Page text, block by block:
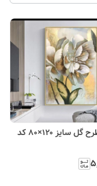
تابلو بوم طرح گل سایز ۱۲۰×۸۰ کد